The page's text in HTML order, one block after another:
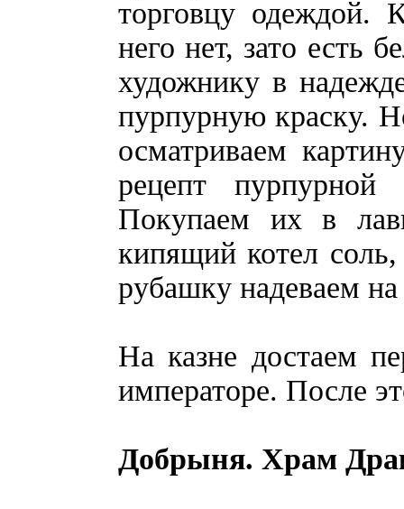
торговцу одеждой.
него нет, зато есть
художнику в
пурпурную краску.
осматриваем
рецепт
Покупаем их в
кипящий котел
рубашку надеваем
На казне достаем
императоре. После
Добрыня. Храм